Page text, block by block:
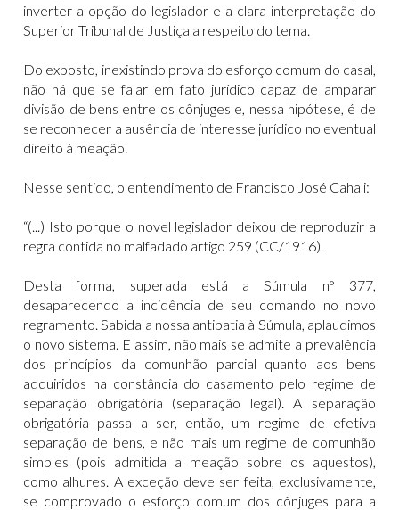
inverter a opção do legislador e a clara interpretação do
Superior Tribunal de Justiça a respeito do tema.
Do exposto, inexistindo prova do esforço comum do casal,
não há que se falar em fato jurídico capaz de amparar
divisão de bens entre os cônjuges e, nessa hipótese, é de
se reconhecer a ausência de interesse jurídico no eventual
direito à meação.
Nesse sentido, o entendimento de Francisco José Cahali:
“(...) Isto porque o novel legislador deixou de reproduzir a
regra contida no malfadado artigo 259 (CC/1916).
Desta forma, superada está a Súmula n° 377,
desaparecendo a incidência de seu comando no novo
regramento. Sabida a nossa antipatia à Súmula, aplaudimos
o novo sistema. E assim, não mais se admite a prevalência
dos princípios da comunhão parcial quanto aos bens
adquiridos na constância do casamento pelo regime de
separação obrigatória (separação legal). A separação
obrigatória passa a ser, então, um regime de efetiva
separação de bens, e não mais um regime de comunhão
simples (pois admitida a meação sobre os aquestos),
como alhures. A exceção deve ser feita, exclusivamente,
se comprovado o esforço comum dos cônjuges para a